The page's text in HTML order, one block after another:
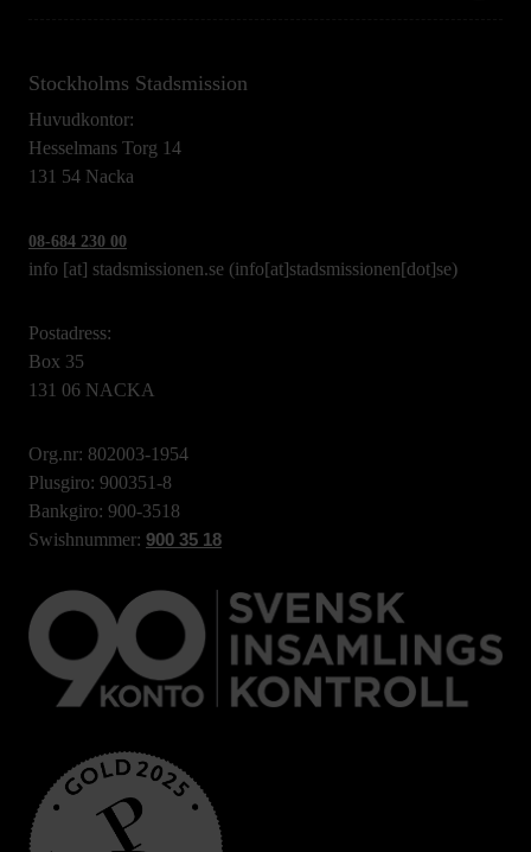
Stockholms Stadsmission
Huvudkontor:
Hesselmans Torg 14
131 54 Nacka
08-684 230 00
info [at] stadsmissionen.se (info[at]stadsmissionen[dot]se)
Postadress:
Box 35
131 06 NACKA
Org.nr: 802003-1954
Plusgiro: 900351-8
Bankgiro: 900-3518
Swishnummer: 900 35 18